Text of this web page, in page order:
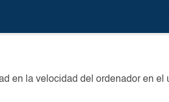
en la velocidad del ordenador en el